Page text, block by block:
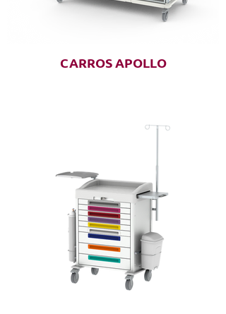
CARROS APOLLO